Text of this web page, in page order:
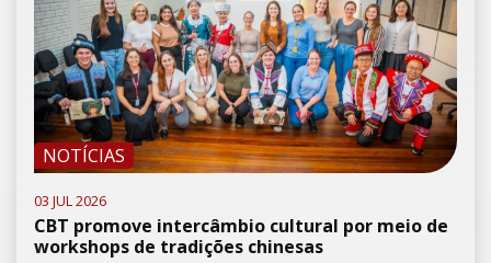
NOTÍCIAS
03 JUL 2026
CBT promove intercâmbio cultural por meio de
workshops de tradições chinesas